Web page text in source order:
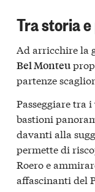
Tra storia
Ad arricchire la
Bel Monteu
partenze
Passeggiare tra
bastioni
davanti alla
permette di
Roero e
affascinanti del